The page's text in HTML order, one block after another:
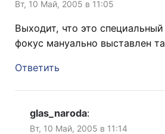
Вт, 10 Май, 2005 в 11:05
Выходит, что это
фокус мануально выставлен
Ответить
glas_naroda:
Вт, 10 Май, 2005 в 11:14